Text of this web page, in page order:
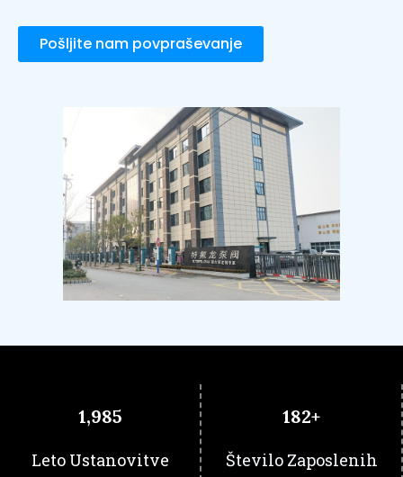
Pošljite nam povpraševanje
1,985
Leto Ustanovitve
182+
Število Zaposlenih